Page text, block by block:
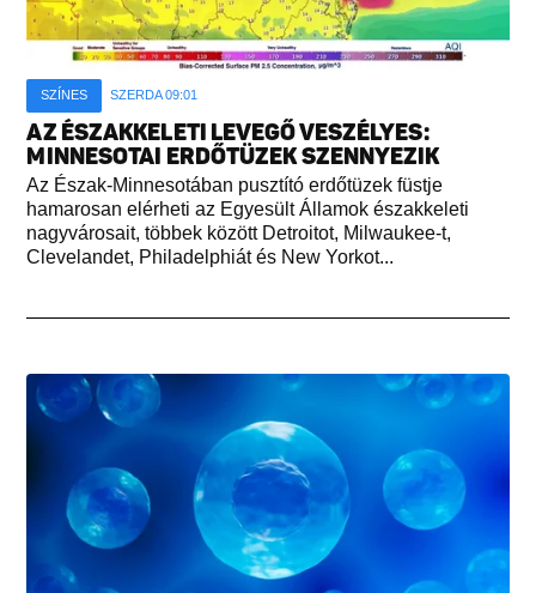
SZÍNES SZERDA 09:01
AZ ÉSZAKKELETI LEVEGŐ VESZÉLYES:
MINNESOTAI ERDŐTÜZEK SZENNYEZIK
Az Észak-Minnesotában pusztító erdőtüzek füstje
hamarosan elérheti az Egyesült Államok északkeleti
nagyvárosait, többek között Detroitot, Milwaukee-t,
Clevelandet, Philadelphiát és New Yorkot...